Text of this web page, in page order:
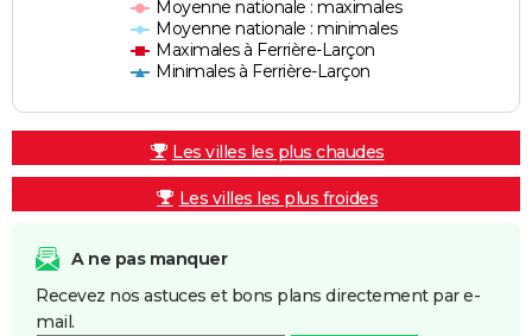
Moyenne nationale : maximales
Moyenne nationale : minimales
Maximales à Ferrière-Larçon
Minimales à Ferrière-Larçon
Les villes les plus chaudes
Les villes les plus froides
A ne pas manquer
Recevez nos astuces et bons plans directement par e-
mail.